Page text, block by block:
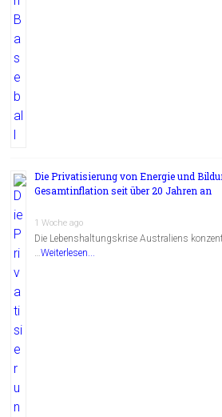
Die Privatisierung von Energie und
Gesamtinflation seit über 20 Jahren an
1 Woche ago
Die Lebenshaltungskrise Australiens
…Weiterlesen...